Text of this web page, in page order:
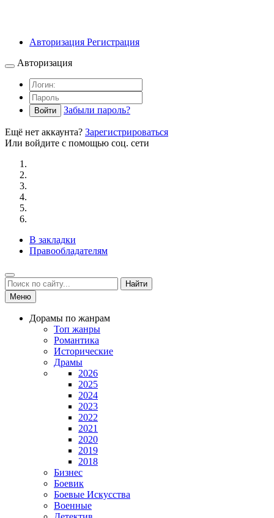
Авторизация Регистрация
Авторизация
Войти Забыли пароль?
Ещё нет аккаунта? Зарегистрироваться
Или войдите с помощью соц. сети
В закладки
Правообладателям
Найти
Меню
Дорамы по жанрам
Топ жанры
Романтика
Исторические
Драмы
2026
2025
2024
2023
2022
2021
2020
2019
2018
Бизнес
Боевик
Боевые Искусства
Военные